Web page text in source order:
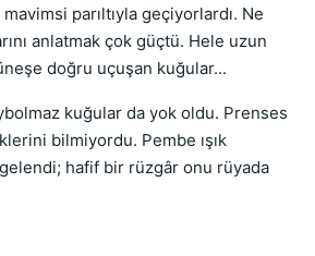
mavimsi parıltıyla geçiyorlardı. Ne
anlatmak çok güçtü. Hele uzun
doğru uçuşan kuğular...
kuğular da yok oldu. Prenses
bilmiyordu. Pembe ışık
hafif bir rüzgâr onu rüyada